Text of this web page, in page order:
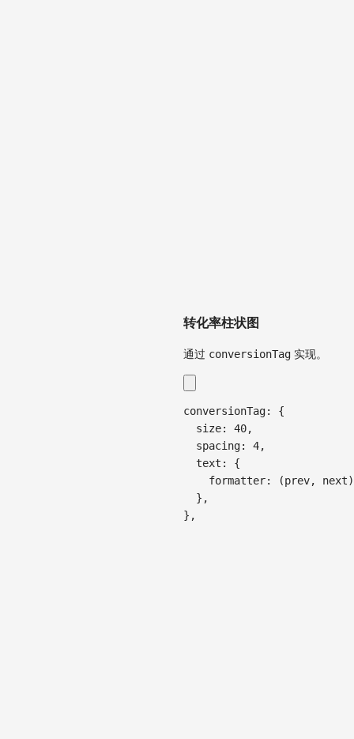
转化率柱状图
通过 conversionTag 实现。
conversionTag:
{
size: 40,
spacing: 4,
text :
{
formatter: (prev, next)
} ,
} ,